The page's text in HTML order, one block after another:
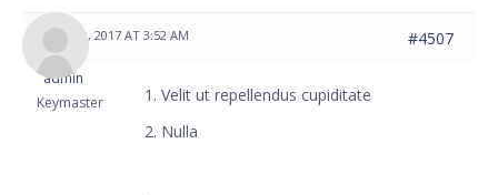
MAY 29, 2017 AT 3:52 AM #4507
admin
Keymaster
Velit ut repellendus cupiditate
Nulla